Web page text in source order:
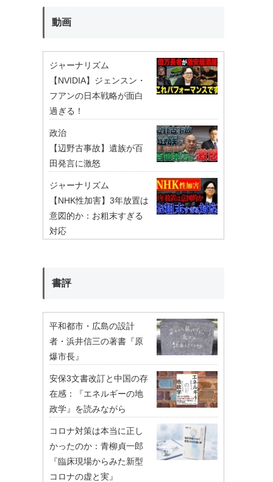
動画
ジャーナリズム
【NVIDIA】ジェンスン・
フアンの日本戦略が面白
過ぎる！
政治
【辺野古事故】遺族が百
田発言に激怒
ジャーナリズム
【NHK性加害】3年放置は
意図的か：お粗末すぎる
対応
書評
平和都市・広島の設計
者・浜井信三の著書『原
爆市長』
安保3文書改訂と中国の存
在感：『エネルギーの地
政学』を読みながら
コロナ対策は本当に正し
かったのか：青柳貞一郎
『臨床現場からみた新型
コロナの虚と実』